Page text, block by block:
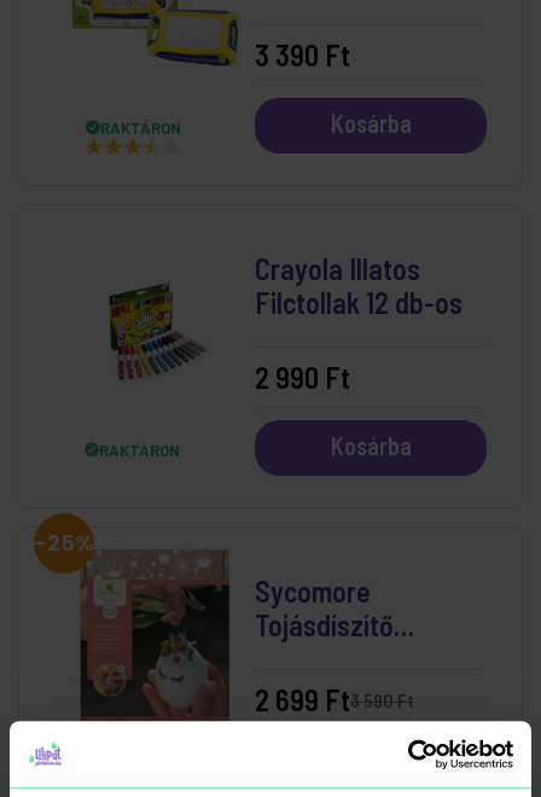
RAKTÁRON
3 390 Ft
Kosárba
RAKTÁRON
Crayola Illatos
Filctollak 12 db-os
2 990 Ft
Kosárba
-25%
Sycomore
Tojásdíszítő
3 590 Ft
2 699 Ft